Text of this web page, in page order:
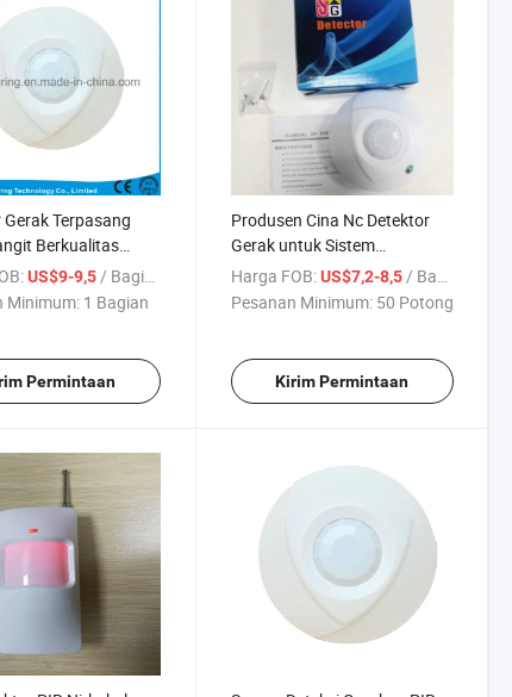
Terpasang
Berkualitas
US$9-9,5 / Bagian
Minimum: 1 Bagian
Permintaan
Produsen Cina Nc Detektor
Gerak untuk Sistem
Keamanan Sensor Gerak
Lampu
Harga FOB: US$7,2-8,5 / Bagian
Pesanan Minimum: 50 Potong
Kirim Permintaan